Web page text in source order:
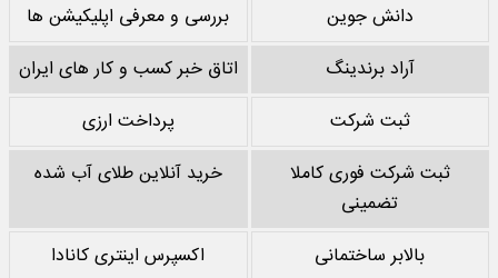
دانش جوین
بررسی و معرفی اپلیکیشن ها
آراد برندینگ
اتاق خبر کسب و کار های ایران
ثبت شرکت
پرداخت ارزی
ثبت شرکت فوری کاملا
تضمینی
خرید آنلاین طلای آب شده
بالابر ساختمانی اکسپرس اینتری کانادا